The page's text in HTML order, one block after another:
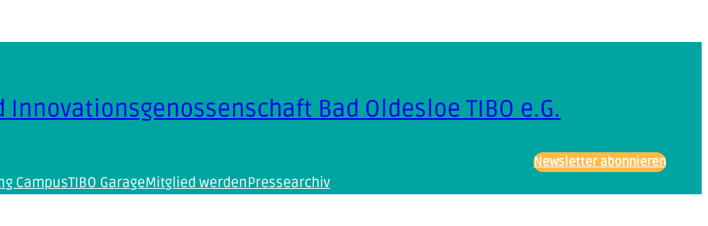
Bad Oldesloe TIBO e.G.
Newsletter abonnieren
CampusTIBO GarageMitglied werdenPressearchiv